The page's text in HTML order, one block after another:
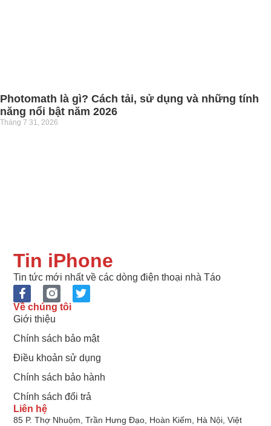
Photomath là gì? Cách tải, sử dụng và những tính
năng nổi bật năm 2026
Tháng 7 31, 2026
Tin iPhone
Tin tức mới nhất về các dòng điện thoại nhà Táo
Liên hệ
85 P. Thợ Nhuộm, Trần Hưng Đạo, Hoàn Kiếm, Hà Nội, Việt
Về chúng tôi
Giới thiệu
Chính sách bảo mật
Điều khoản sử dụng
Chính sách bảo hành
Chính sách đổi trả